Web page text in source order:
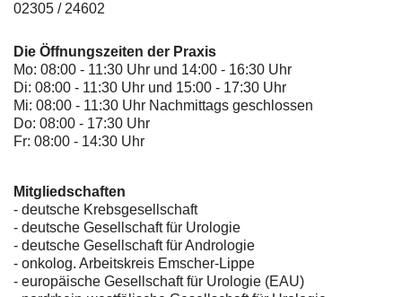
02305 / 24602
Die Öffnungszeiten der Praxis
Mo: 08:00 - 11:30 Uhr und 14:00 - 16:30 Uhr
Di: 08:00 - 11:30 Uhr und 15:00 - 17:30 Uhr
Mi: 08:00 - 11:30 Uhr Nachmittags geschlossen
Do: 08:00 - 17:30 Uhr
Fr: 08:00 - 14:30 Uhr
Mitgliedschaften
- deutsche Krebsgesellschaft
- deutsche Gesellschaft für Urologie
- deutsche Gesellschaft für Andrologie
- onkolog. Arbeitskreis Emscher-Lippe
- europäische Gesellschaft für Urologie (EAU)